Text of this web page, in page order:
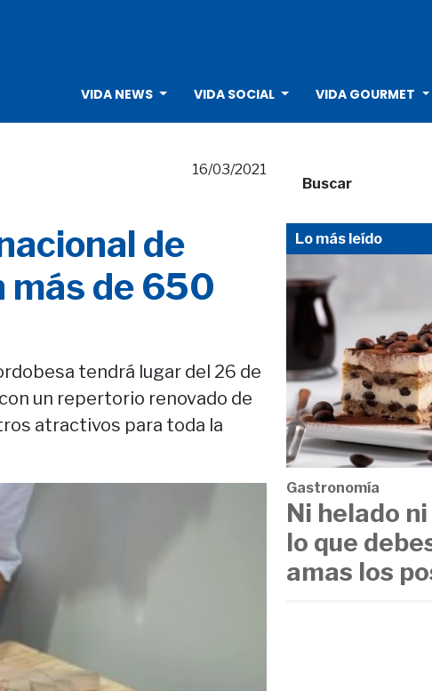
VIDA NEWS VIDA SOCIAL VIDA GOURMET
16/03/2021
de
más de 650
tendrá lugar del 26 de
un repertorio renovado de
atractivos para toda la
Buscar
Lo más leído
Gastronomía
Ni helado
lo que
amas los